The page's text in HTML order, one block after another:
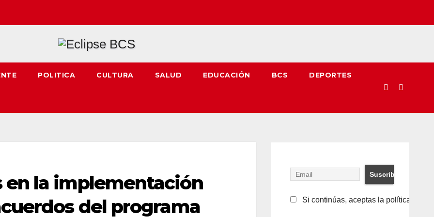
POLITICA CULTURA SALUD EDUCACIÓN BCS DEPORTES
en la implementación
del programa
Si continúas, aceptas la política de